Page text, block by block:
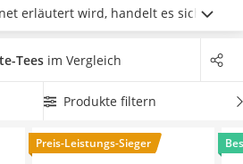
erläutert wird, handelt es sich bei
zu herkömmlichemMate-Tee
von ökologisch angebauten
Sie jetzt einenBio-Mate-Tee in
möglichst großen Vorrat zu
hier im August 2026 besonders
Tees im Vergleich
Produkte filtern
Preis-Leistungs-Sieger